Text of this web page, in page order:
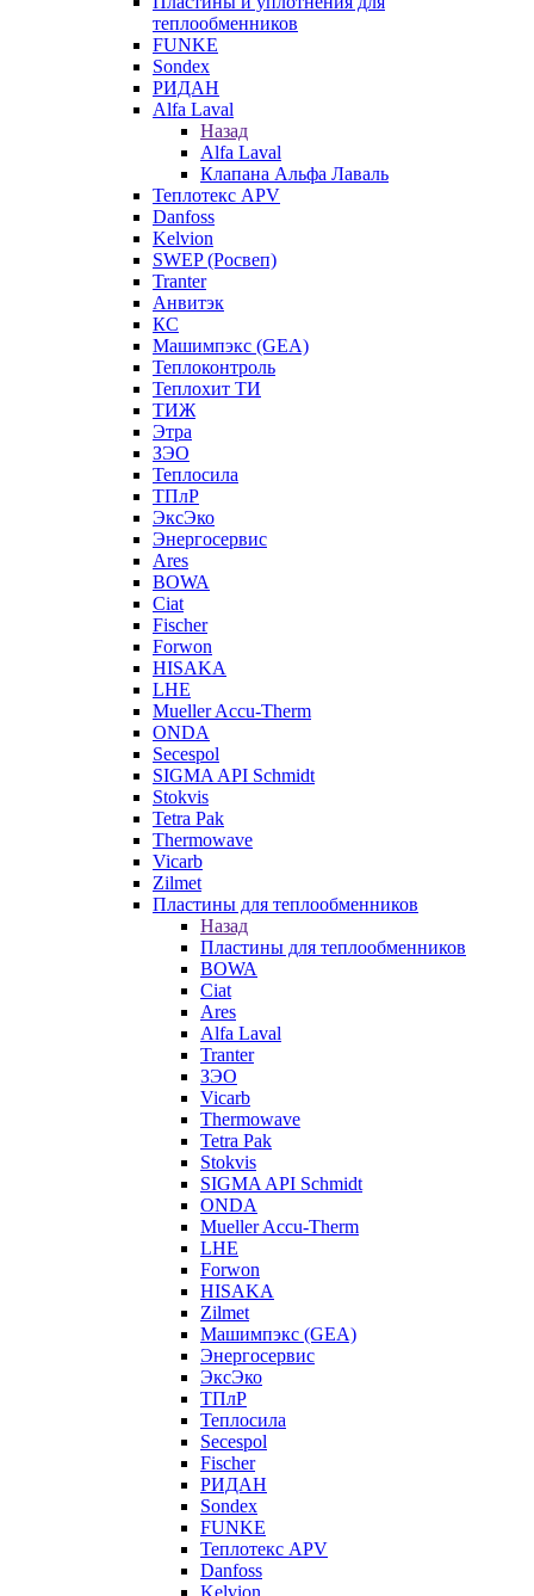
теплообменников
FUNKE
Sondex
РИДАН
Alfa Laval
Назад
Alfa Laval
Клапана Альфа Лаваль
Теплотекс APV
Danfoss
Kelvion
SWEP (Росвеп)
Tranter
Анвитэк
КС
Машимпэкс (GEA)
Теплоконтроль
Теплохит ТИ
ТИЖ
Этра
ЗЭО
Теплосила
ТПлР
ЭксЭко
Энергосервис
Ares
BOWA
Ciat
Fischer
Forwon
HISAKA
LHE
Mueller Accu-Therm
ONDA
Secespol
SIGMA API Schmidt
Stokvis
Tetra Pak
Thermowave
Vicarb
Zilmet
Пластины для теплообменников
Назад
Пластины для теплообменников
BOWA
Ciat
Ares
Alfa Laval
Tranter
ЗЭО
Vicarb
Thermowave
Tetra Pak
Stokvis
SIGMA API Schmidt
ONDA
Mueller Accu-Therm
LHE
Forwon
HISAKA
Zilmet
Машимпэкс (GEA)
Энергосервис
ЭксЭко
ТПлР
Теплосила
Secespol
Fischer
РИДАН
Sondex
FUNKE
Теплотекс APV
Danfoss
Kelvion